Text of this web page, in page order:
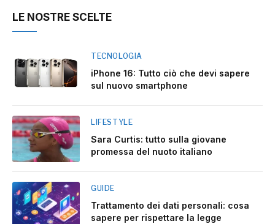
LE NOSTRE SCELTE
TECNOLOGIA
iPhone 16: Tutto ciò che devi sapere
sul nuovo smartphone
LIFESTYLE
Sara Curtis: tutto sulla giovane
promessa del nuoto italiano
GUIDE
Trattamento dei dati personali: cosa
sapere per rispettare la legge